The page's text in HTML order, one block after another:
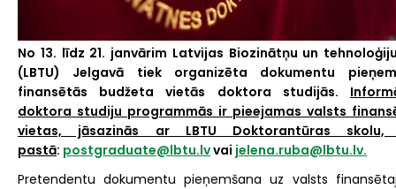
No 13. līdz 21. janvārim Latvijas Biozinātņu un
(LBTU) Jelgavā tiek organizēta dokumentu
finansētās budžeta vietās doktora studijās.
doktora studiju programmās ir pieejamas valsts
vietas, jāsazinās ar LBTU Doktorantūras
pastā: postgraduate@lbtu.lvvai jelena.ruba@lbtu.lv.
Pretendentu dokumentu pieņemšana uz valsts